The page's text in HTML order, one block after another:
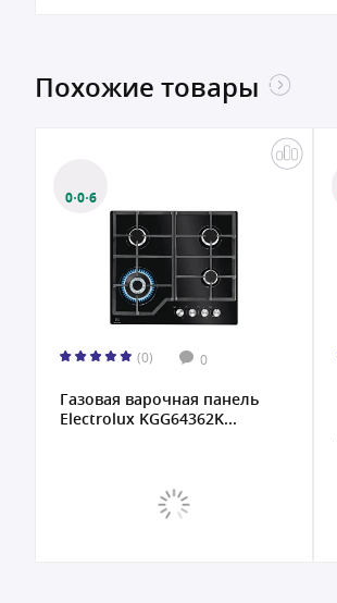
Похожие товары
0·0·6
(0) 0
Газовая варочная панель
Electrolux KGG64362K...